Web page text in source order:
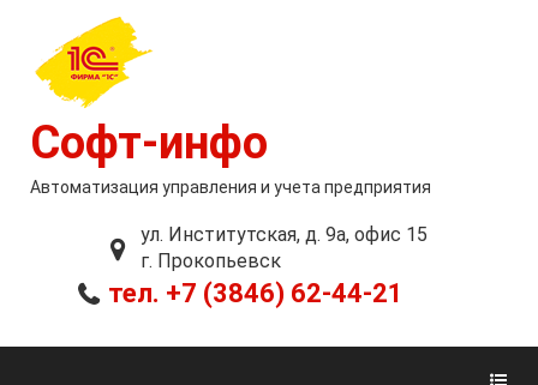
Софт-инфо
Автоматизация управления и учета предприятия
ул. Институтская, д. 9а, офис 15
г. Прокопьевск
тел. +7 (3846) 62-44-21